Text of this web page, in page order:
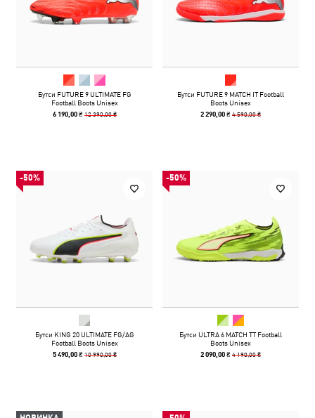
Бутси FUTURE 9 ULTIMATE FG
Football Boots Unisex
6 190,00 ₴ 12 390,00 ₴
Бутси FUTURE 9 MATCH IT Football
Boots Unisex
2 290,00 ₴4 590,00 ₴
-50%
Бутси KING 20 ULTIMATE FG/AG
Football Boots Unisex
5 490,00 ₴ 10 990,00 ₴
-50%
Бутси ULTRA 6 MATCH TT Football
Boots Unisex
2 090,00 ₴4 190,00 ₴